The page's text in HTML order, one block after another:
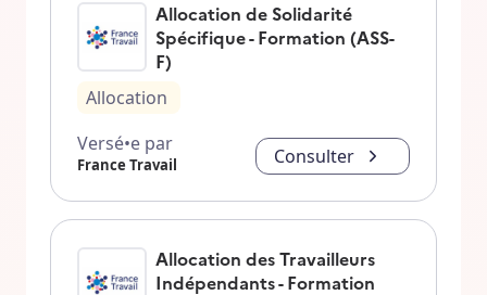
Allocation de Solidarité
Spécifique - Formation (ASS-
F)
Allocation
Versé•e par
France Travail Consulter
Allocation des Travailleurs
Indépendants - Formation